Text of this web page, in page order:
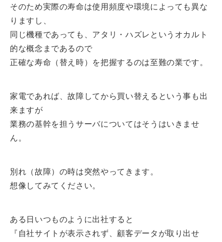
そのため実際の寿命は使用頻度や環境によっても異な
りますし、
同じ機種であっても、アタリ・ハズレというオカルト
的な概念まであるので
正確な寿命（替え時）を把握するのは至難の業です。
家電であれば、故障してから買い替えるという事も出
来ますが
業務の基幹を担うサーバについてはそうはいきませ
ん。
別れ（故障）の時は突然やってきます。
想像してみてください。
ある日いつものように出社すると
『自社サイトが表示されず、顧客データが取り出せ